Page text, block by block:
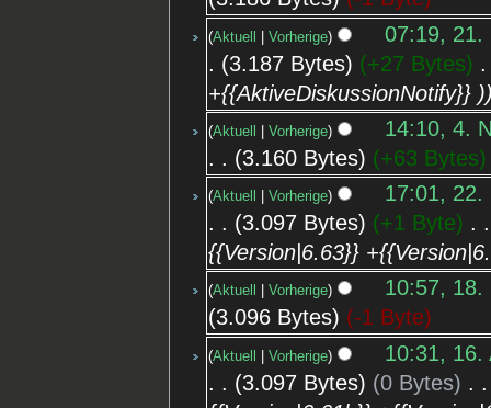
Aktuell Vorherige
07:19, 21.
3.187 Bytes
+27 Bytes
+{{AktiveDiskussionNotify}} )
Aktuell Vorherige
14:10, 4.
3.160 Bytes
+63 Bytes
Aktuell Vorherige
17:01, 22.
3.097 Bytes
+1 Byte
{{Version|6.63}}
Aktuell Vorherige
10:57, 18.
3.096 Bytes
-1 Byte
Aktuell Vorherige
10:31, 16.
3.097 Bytes
0 Bytes